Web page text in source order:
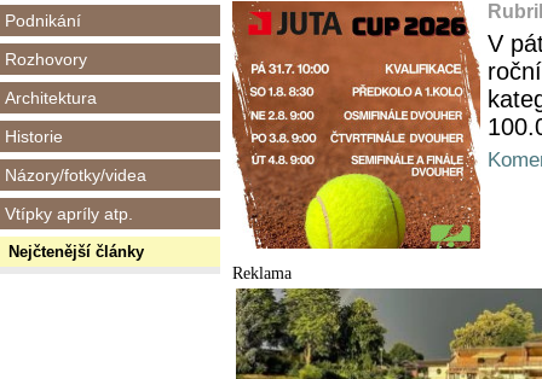
Podnikání
Rozhovory
Architektura
Historie
Názory/fotky/videa
Vtípky apríly atp.
Nejčtenější články
V
Reklama